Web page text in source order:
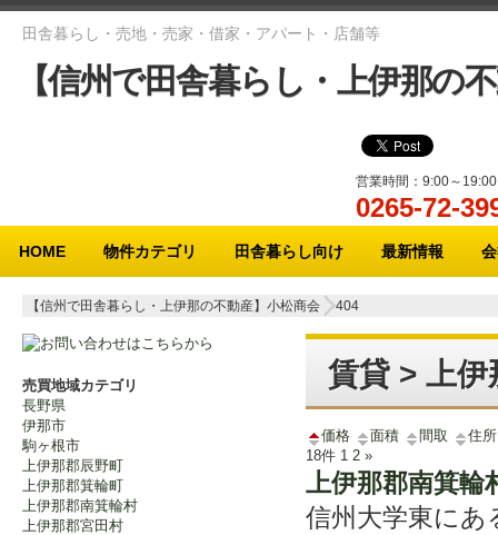
田舎暮らし・売地・売家・借家・アパート・店舗等
【信州で田舎暮らし・上伊那の
営業時間：9:00～
0265-72-
HOME 物件カテゴリ 田舎暮らし向け 最新情報
【信州で田舎暮らし・上伊那の不動産】小松商会 404
賃貸 > 上伊
価格 面積 間取
住所
18件 1 2 »
上伊那郡南箕
信州大学東にあ
売買地域カテゴリ
長野県
伊那市
駒ヶ根市
上伊那郡辰野町
上伊那郡箕輪町
上伊那郡南箕輪村
上伊那郡宮田村